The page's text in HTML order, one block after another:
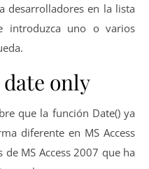
desarrolladores en la lista
introduzca uno o varios
date only
que la función Date() ya
diferente en MS Access
MS Access 2007 que ha